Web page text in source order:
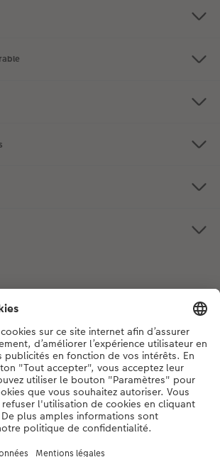
concernant nos produits ou votre commande,
du lundi au dimanche, de 9h00 à 20h00
de téléphone044 499 00 12• 7j/7 • de 9h à
20h
DE|FR|IT